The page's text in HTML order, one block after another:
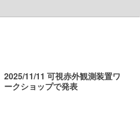
2025/11/11 可視赤外観測装置ワ
ークショップで発表